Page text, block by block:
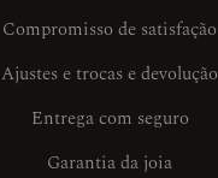
Compromisso de satisfação
Ajustes e trocas e devolução
Entrega com seguro
Garantia da joia